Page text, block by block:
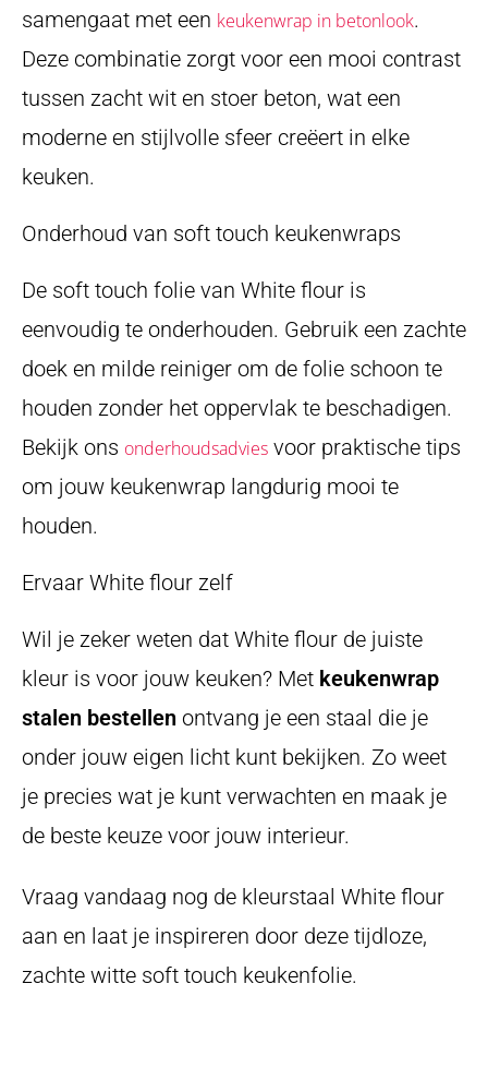
samengaat met een keukenwrap in betonlook.
Deze combinatie zorgt voor een mooi contrast
tussen zacht wit en stoer beton, wat een
moderne en stijlvolle sfeer creëert in elke
keuken.
Onderhoud van soft touch keukenwraps
De soft touch folie van White flour is
eenvoudig te onderhouden. Gebruik een zachte
doek en milde reiniger om de folie schoon te
houden zonder het oppervlak te beschadigen.
Bekijk ons onderhoudsadvies voor praktische tips
om jouw keukenwrap langdurig mooi te
houden.
Ervaar White flour zelf
Wil je zeker weten dat White flour de juiste
kleur is voor jouw keuken? Met keukenwrap
stalen bestellen ontvang je een staal die je
onder jouw eigen licht kunt bekijken. Zo weet
je precies wat je kunt verwachten en maak je
de beste keuze voor jouw interieur.
Vraag vandaag nog de kleurstaal White flour
aan en laat je inspireren door deze tijdloze,
zachte witte soft touch keukenfolie.